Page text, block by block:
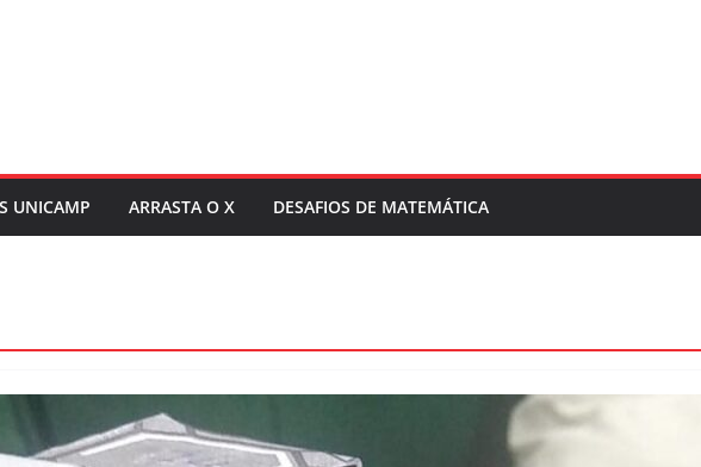
UNICAMP ARRASTA O X DESAFIOS DE MATEMÁTICA